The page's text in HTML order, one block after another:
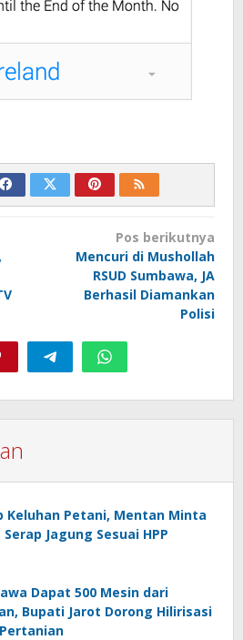
Pos berikutnya
Mencuri di Mushollah
RSUD Sumbawa, JA
Berhasil Diamankan
Polisi
Keluhan Petani, Mentan Minta
Serap Jagung Sesuai HPP
Dapat 500 Mesin dari
Bupati Jarot Dorong Hilirisasi